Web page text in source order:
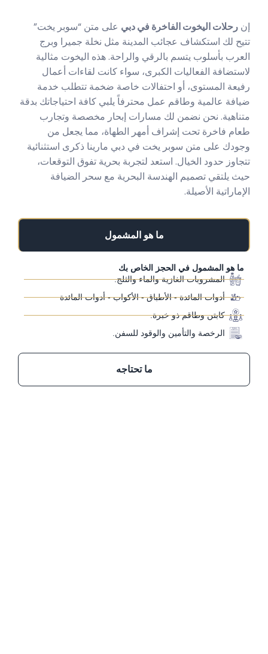
إن رحلات اليخوت الفاخرة في دبي على متن “سوبر يخت”
تتيح لك استكشاف عجائب المدينة مثل نخلة جميرا وبرج
العرب بأسلوب يتسم بالرقي والراحة. هذه اليخوت مثالية
لاستضافة الفعاليات الكبرى، سواء كانت لقاءات أعمال
رفيعة المستوى، أو احتفالات خاصة ضخمة تتطلب خدمة
ضيافة عالمية وطاقم عمل محترفاً يلبي كافة احتياجاتك بدقة
متناهية. نحن نضمن لك مسارات إبحار مخصصة وتجارب
طعام فاخرة تحت إشراف أمهر الطهاة، مما يجعل من
وجودك على متن سوبر يخت في دبي مارينا ذكرى استثنائية
تتجاوز حدود الخيال. استعد لتجربة بحرية تفوق التوقعات،
حيث يلتقي تصميم الهندسة البحرية مع سحر الضيافة
الإماراتية الأصيلة.
ما هو المشمول
ما تحتاجه
ما هو المشمول في الحجز الخاص بك
المشروبات الغازية والماء والثلج.
أدوات المائدة - الأطباق - الأكواب - أدوات المائدة
كابتن وطاقم ذو خبرة.
الرخصة والتأمين والوقود للسفن.